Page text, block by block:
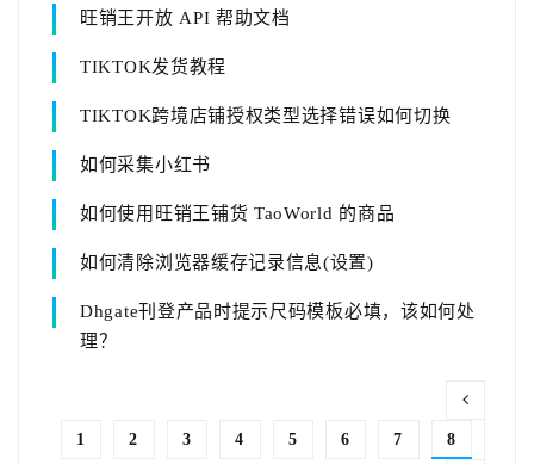
旺销王开放 API 帮助文档
TIKTOK发货教程
TIKTOK跨境店铺授权类型选择错误如何切换
如何采集小红书
如何使用旺销王铺货 TaoWorld 的商品
如何清除浏览器缓存记录信息(设置)
Dhgate刊登产品时提示尺码模板必填，该如何处
理？
1 2 3 4 5 6 7 8